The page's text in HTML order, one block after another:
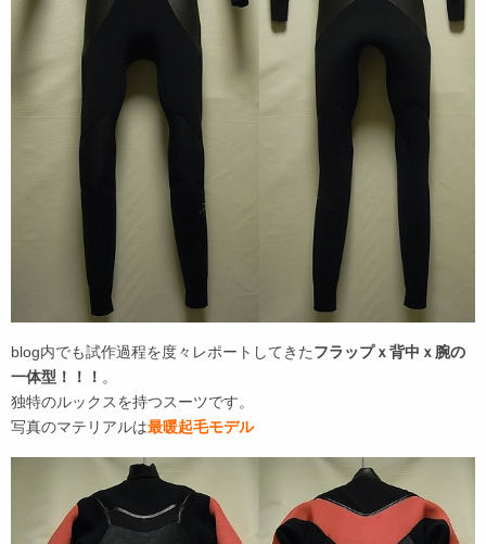
blog内でも試作過程を度々レポートしてきたフラップｘ背中ｘ腕の
一体型！！！ 。
独特のルックスを持つスーツです。
写真のマテリアルは最暖起毛モデル